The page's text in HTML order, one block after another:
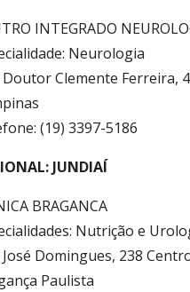
INTEGRADO
Neurologia
Doutor Clemente Ferreira,
(19) 3397-5186
JUNDIAÍ
BRAGANCA
Nutrição e
José Domingues, 238
Paulista